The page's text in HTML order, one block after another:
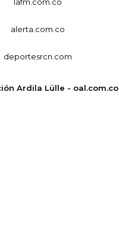
alerta.com.co
deportesrcn.com
Ardila Lülle - oal.com.co